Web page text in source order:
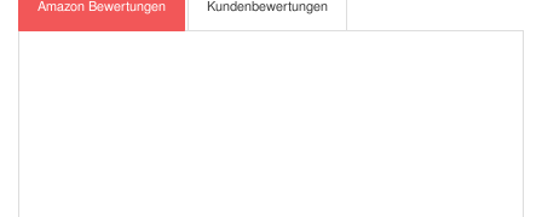
Amazon Bewertungen Kundenbewertungen